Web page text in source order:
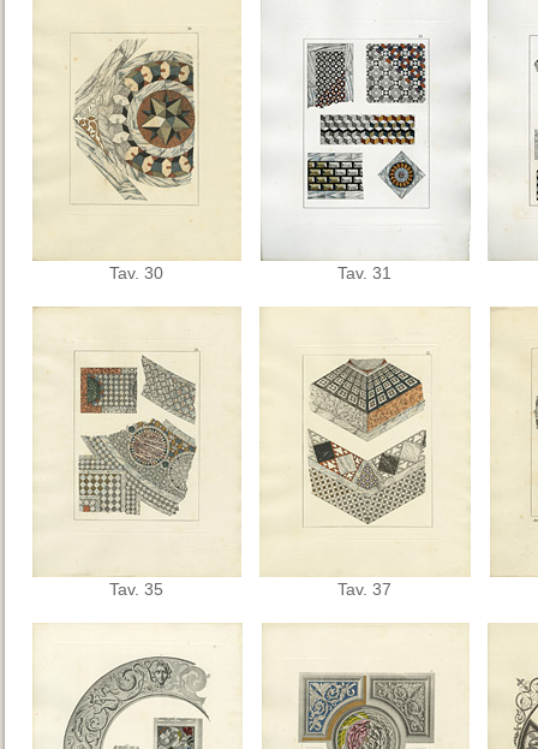
Tav. 30 Tav. 31
Tav. 35 Tav. 37